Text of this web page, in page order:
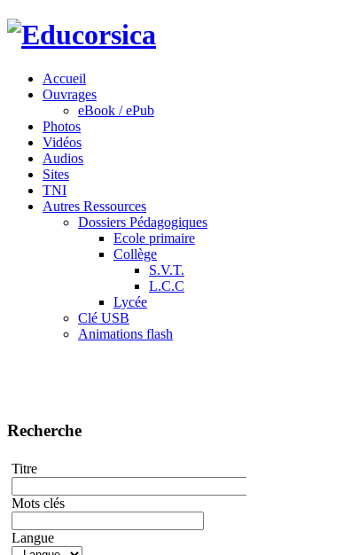
Accueil
Ouvrages
eBook / ePub
Photos
Vidéos
Audios
Sites
TNI
Autres Ressources
Dossiers Pédagogiques
Ecole primaire
Collège
S.V.T.
L.C.C
Lycée
Clé USB
Animations flash
Recherche
Titre
Mots clés
Langue